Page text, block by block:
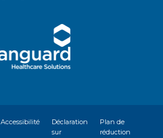
Accessibilité
Déclaration
sur
Plan de
réduction